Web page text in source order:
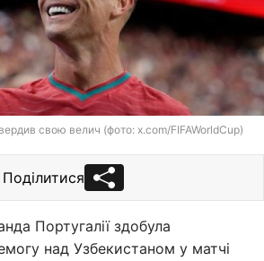
свою велич (фото: x.com/FIFAWorldCup)
Поділитися
Португалії здобула
над Узбекистаном у матчі